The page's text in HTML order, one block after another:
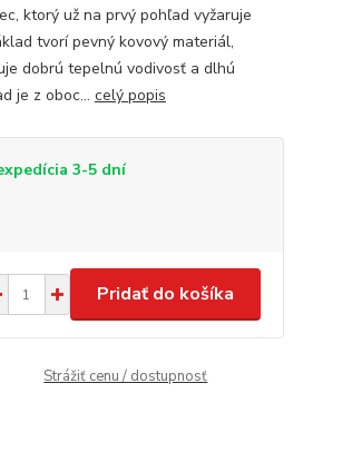
ktorý už na prvý pohľad vyžaruje
tvorí pevný kovový materiál,
dobrú tepelnú vodivosť a dlhú
je z oboc... celý popis
3-5 dní
Pridať do košíka
Strážiť cenu / dostupnosť